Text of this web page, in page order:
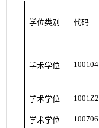
学位类别 代码
学术学位 100104
学术学位 1001Z2
学术学位 100706